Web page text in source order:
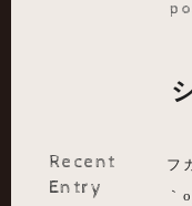
フ
｀
Recent
Entry